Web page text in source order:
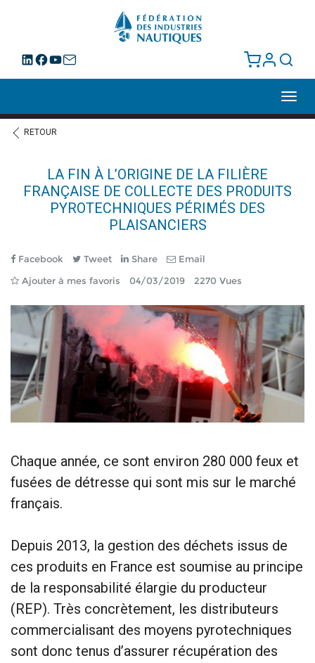
RETOUR
LA FIN À L’ORIGINE DE LA FILIÈRE
FRANÇAISE DE COLLECTE DES PRODUITS
PYROTECHNIQUES PÉRIMÉS DES
PLAISANCIERS
Facebook Tweet Share
Email
Ajouter à mes favoris
04/03/2019 2270 Vues
Chaque année, ce sont environ 280 000 feux et
fusées de détresse qui sont mis sur le marché
français.
Depuis 2013, la gestion des déchets issus de
ces produits en France est soumise au principe
de la responsabilité élargie du producteur
(REP). Très concrètement, les distributeurs
commercialisant des moyens pyrotechniques
sont donc tenus d’assurer récupération des